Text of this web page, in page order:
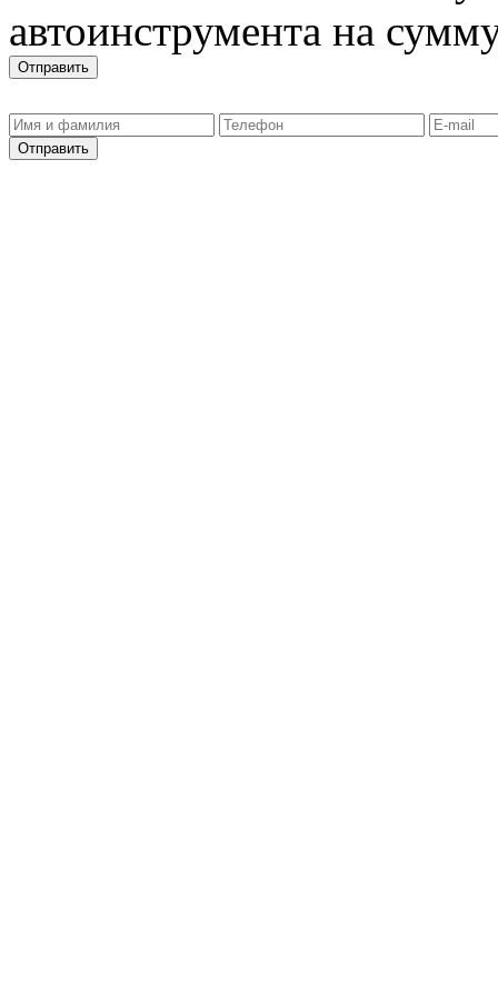
автоинструмента на